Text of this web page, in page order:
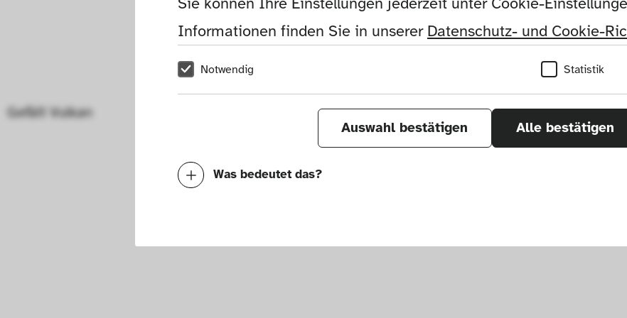
Informationen finden Sie in unserer Datenschutz- und Cookie-
Notwendig Statistik
Auswahl bestätigen Alle bestätigen
Was bedeutet das?
Gefäß Vulkan